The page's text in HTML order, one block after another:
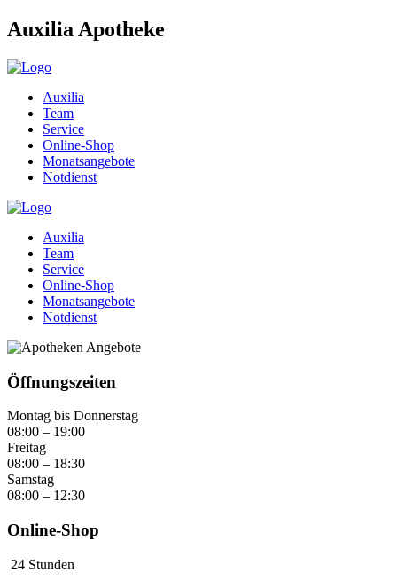
Auxilia Apotheke
Auxilia
Team
Service
Online-Shop
Monatsangebote
Notdienst
Auxilia
Team
Service
Online-Shop
Monatsangebote
Notdienst
Öffnungszeiten
Montag bis Donnerstag
08:00 – 19:00
Freitag
08:00 – 18:30
Samstag
08:00 – 12:30
Online-Shop
24 Stunden